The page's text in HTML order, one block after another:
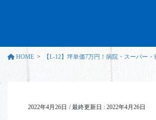
HOME 【L-12】坪単価7万円！病院・スーパー
2022年4月26日 / 最終更新日 :2022年4月26日